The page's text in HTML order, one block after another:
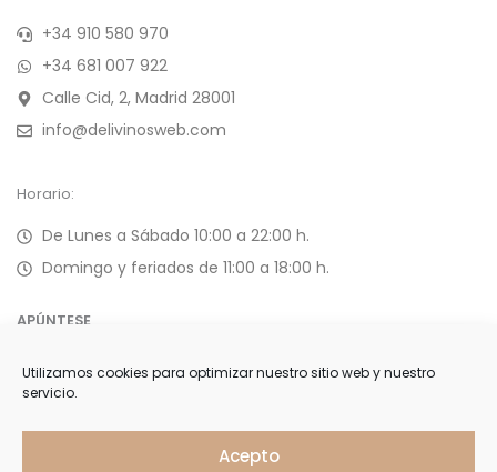
Utilizamos cookies para optimizar nuestro sitio web y nuestro
servicio.
Acepto
+34 910 580 970
+34 681 007 922
Calle Cid, 2, Madrid 28001
info@delivinosweb.com
Horario:
De Lunes a Sábado 10:00 a 22:00 h.
Domingo y feriados de 11:00 a 18:00 h.
APÚNTESE
Forme parte de nuestra selecta lista de clientes y reciba